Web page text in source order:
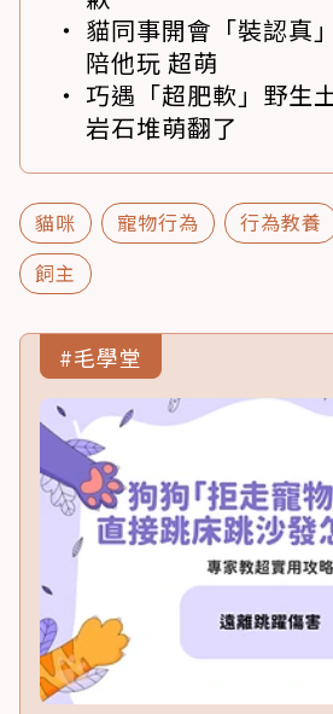
貓同事開會「裝認真
陪他玩 超萌
巧遇「超肥軟」野生
岩石堆萌翻了
貓咪 寵物行為 行為教養
飼主
#毛學堂